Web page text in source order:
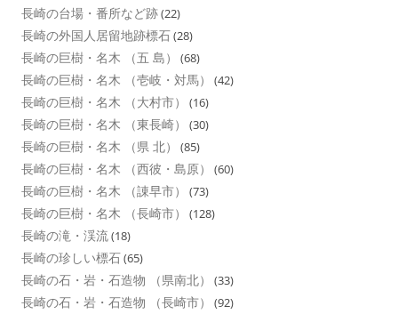
長崎の台場・番所など跡(22)
長崎の外国人居留地跡標石(28)
長崎の巨樹・名木 （五 島） (68)
長崎の巨樹・名木 （壱岐・対馬） (42)
長崎の巨樹・名木 （大村市） (16)
長崎の巨樹・名木 （東長崎） (30)
長崎の巨樹・名木 （県 北） (85)
長崎の巨樹・名木 （西彼・島原） (60)
長崎の巨樹・名木 （諌早市） (73)
長崎の巨樹・名木 （長崎市） (128)
長崎の滝・渓流(18)
長崎の珍しい標石(65)
長崎の石・岩・石造物 （県南北） (33)
長崎の石・岩・石造物 （長崎市） (92)